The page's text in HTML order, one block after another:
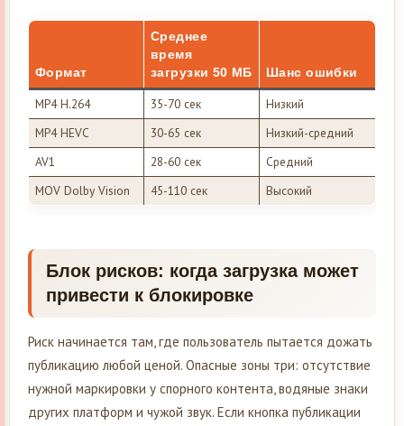
Формат
Среднее
время
загрузки 50 МБ
Шанс ошибки
MP4 H.264 35-70 сек
Низкий
MP4 HEVC
30-65 сек
Низкий-средний
AV1
28-60 сек
Средний
MOV Dolby Vision
45-110 сек Высокий
Блок рисков: когда загрузка может
привести к блокировке
Риск начинается там, где пользователь пытается дожать
публикацию любой ценой. Опасные зоны три: отсутствие
нужной маркировки у спорного контента, водяные знаки
других платформ и чужой звук. Если кнопка публикации